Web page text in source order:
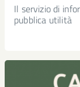
Il servizio di
pubblica utilità